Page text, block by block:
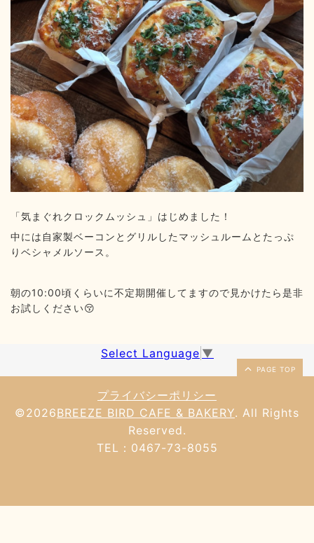
「気まぐれクロックムッシュ」はじめました！
中には自家製ベーコンとグリルしたマッシュルームとたっぷ
りベシャメルソース。
朝の10:00頃くらいに不定期開催してますので見かけたら是非
お試しください😚
Select Language ▼
PAGE TOP
プライバシーポリシー
©2026BREEZE BIRD CAFE & BAKERY. All Rights
Reserved.
TEL：0467-73-8055